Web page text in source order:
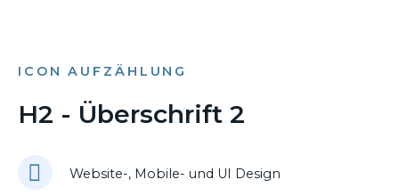
ICON AUFZÄHLUNG
H2 - Überschrift 2
Website-, Mobile- und UI Design